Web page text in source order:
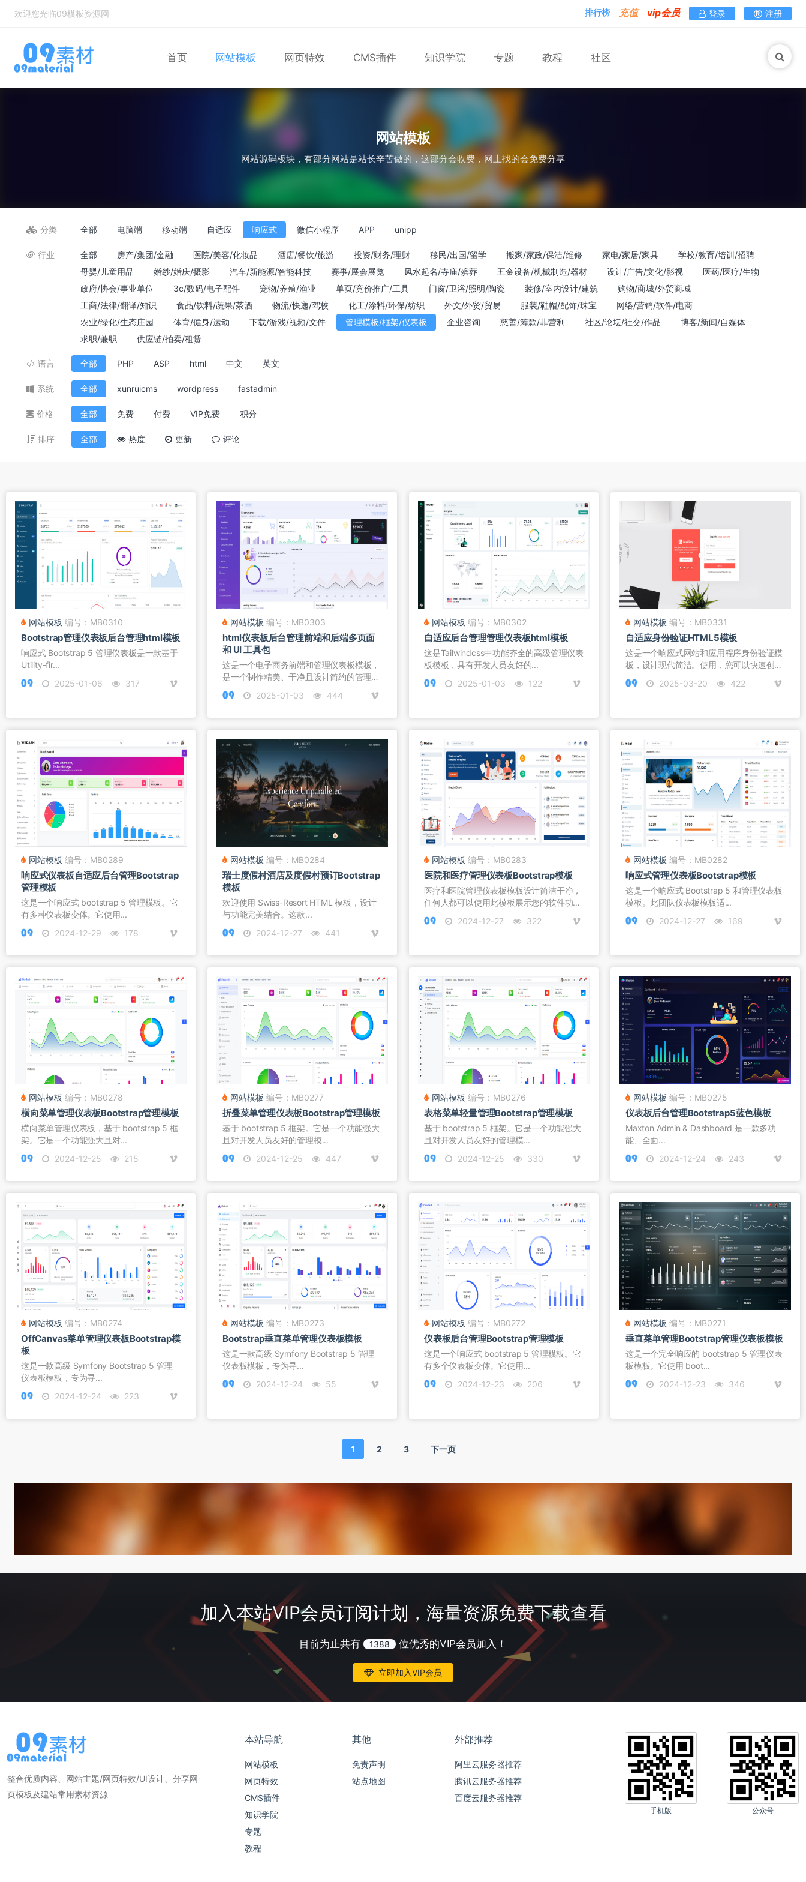
欢迎您光临09模板资源网 排行榜 充值 vip会员 登录 注册
首页 网站模板 网页特效 CMS插件 知识学院 专题 教程 社区
网站模板
网站源码板块，有部分网站是站长辛苦做的，这部分会收费，网上找的会免费分享
分类 全部 电脑端 移动端 自适应 响应式 微信小程序 APP unipp
行业 全部 房产/集团/金融 医院/美容/化妆品 酒店/餐饮/旅游 投资/财务/理财 移民/出国/留学 搬家/家政/保洁/维修 家电/家居/家具
学校/教育/培训/招聘
母婴/儿童用品
婚纱/婚庆/摄影 汽车/新能源/智能科技 赛事/展会展览 风水起名/寺庙/殡葬 五金设备/机械制造/器材 设计/广告/文化/影视
医药/医疗/生物
政府/协会/事业单位
3c/数码/电子配件 宠物/养殖/渔业 单页/竞价推广/工具 门窗/卫浴/照明/陶瓷 装修/室内设计/建筑
购物/商城/外贸商城
工商/法律/翻译/知识
食品/饮料/蔬果/茶酒 物流/快递/驾校 化工/涂料/环保/纺织 外文/外贸/贸易 服装/鞋帽/配饰/珠宝
网络/营销/软件/电商
农业/绿化/生态庄园
体育/健身/运动 下载/游戏/视频/文件 管理模板/框架/仪表板 企业咨询 慈善/筹款/非营利 社区/论坛/社交/作品
博客/新闻/自媒体
求职/兼职
供应链/拍卖/租赁
语言 全部 PHP ASP html 中文 英文
系统 全部 xunruicms wordpress fastadmin
价格 全部 免费 付费 VIP免费 积分
排序 全部 热度 更新 评论
网站模板 编号：MB0310
Bootstrap管理仪表板后台管理html模板
响应式 Bootstrap 5 管理仪表板是一款基于
Utility-fir...
2025-01-06
317
网站模板 编号：MB0303
html仪表板后台管理前端和后端多页面
和 UI 工具包
这是一个电子商务前端和管理仪表板模板，
是一个制作精美、干净且设计简约的管理
模...
2025-01-03 444
网站模板 编号：MB0302
自适应后台管理管理仪表板html模板
这是Tailwindcss中功能齐全的高级管理仪表
板模板，具有开发人员友好的...
2025-01-03
122
网站模板 编号：MB0331
自适应身份验证HTML5模板
这是一个响应式网站和应用程序身份验证模
板，设计现代简洁。使用，您可以快速创
建...
2025-03-20 422
网站模板 编号：MB0289
响应式仪表板自适应后台管理Bootstrap
管理模板
这是一个响应式 bootstrap 5 管理模板。它
有多种仪表板变体。它使用...
2024-12-29
178
网站模板 编号：MB0284
瑞士度假村酒店及度假村预订Bootstrap
模板
欢迎使用 Swiss-Resort HTML 模板，设计
与功能完美结合。这款...
2024-12-27
441
网站模板 编号：MB0283
医院和医疗管理仪表板Bootstrap模板
医疗和医院管理仪表板模板设计简洁干净，
任何人都可以使用此模板展示您的软件功
能...
2024-12-27 322
网站模板 编号：MB0282
响应式管理仪表板Bootstrap模板
这是一个响应式 Bootstrap 5 和管理仪表板
模板。此团队仪表板模板适...
2024-12-27
169
网站模板 编号：MB0278
横向菜单管理仪表板Bootstrap管理模板
横向菜单管理仪表板，基于 bootstrap 5 框
架。它是一个功能强大且对...
2024-12-25
215
网站模板 编号：MB0277
折叠菜单管理仪表板Bootstrap管理模板
基于 bootstrap 5 框架。它是一个功能强大
且对开发人员友好的管理模...
2024-12-25
447
网站模板 编号：MB0276
表格菜单轻量管理Bootstrap管理模板
基于 bootstrap 5 框架。它是一个功能强大
且对开发人员友好的管理模...
2024-12-25
330
网站模板 编号：MB0275
仪表板后台管理Bootstrap5蓝色模板
Maxton Admin & Dashboard 是一款多功
能、全面...
2024-12-24
243
网站模板 编号：MB0274
OffCanvas菜单管理仪表板Bootstrap模
板
这是一款高级 Symfony Bootstrap 5 管理
仪表板模板，专为寻...
2024-12-24
223
网站模板 编号：MB0273
Bootstrap垂直菜单管理仪表板模板
这是一款高级 Symfony Bootstrap 5 管理
仪表板模板，专为寻...
2024-12-24
55
网站模板 编号：MB0272
仪表板后台管理Bootstrap管理模板
这是一个响应式 bootstrap 5 管理模板。它
有多个仪表板变体。它使用...
2024-12-23
206
网站模板 编号：MB0271
垂直菜单管理Bootstrap管理仪表板模板
这是一个完全响应的 bootstrap 5 管理仪表
板模板。它使用 boot...
2024-12-23
346
1 2 3 下一页
加入本站VIP会员订阅计划，海量资源免费下载查看
目前为止共有 1388 位优秀的VIP会员加入！
立即加入VIP会员
整合优质内容、网站主题/网页特效/UI设计、分享网
页模板及建站常用素材资源
本站导航
网站模板
网页特效
CMS插件
知识学院
专题
教程
其他
免责声明
站点地图
外部推荐
阿里云服务器推荐
腾讯云服务器推荐
百度云服务器推荐
手机版 公众号